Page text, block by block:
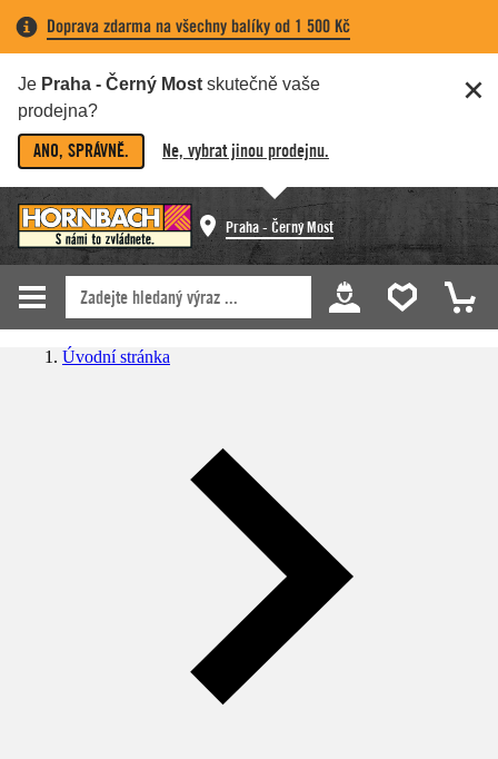
Doprava zdarma na všechny balíky od 1 500 Kč
Je Praha - Černý Most skutečně vaše
prodejna?
ANO, SPRÁVNĚ. Ne, vybrat jinou prodejnu.
Praha - Černý Most
Úvodní stránka